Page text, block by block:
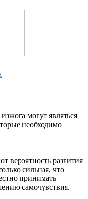
могут являться
необходимо
вероятность развития
сильная, что
принимать
самочувствия.